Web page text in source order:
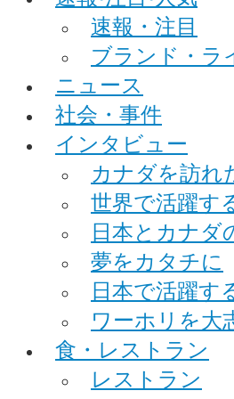
速報・注目
ブランド・ラ
ニュース
社会・事件
インタビュー
カナダを訪れ
世界で活躍す
日本とカナダ
夢をカタチに
日本で活躍す
ワーホリを大
食・レストラン
レストラン